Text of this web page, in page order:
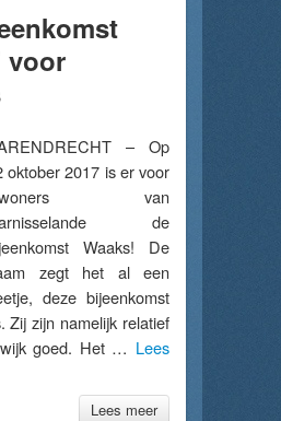
voor
– Op
oktober 2017 is er voor
van
de
Waaks! De
zegt het al een
deze bijeenkomst
Zij zijn namelijk relatief
goed. Het … Lees
Lees meer